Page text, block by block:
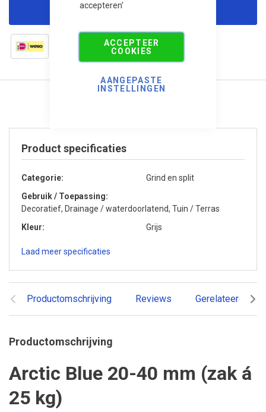
accepteren'
ACCEPTEER
COOKIES
AANGEPASTE
INSTELLINGEN
Korting aanvragen
Productomschrijving Reviews Gerelateerde
Productomschrijving
Arctic Blue 20-40 mm (zak á
25 kg)
Product specificaties
Categorie
Grind en split
Gebruik / Toepassing
Decoratief, Drainage / waterdoorlatend, Tuin / Terras
Kleur
Grijs
Laad meer specificaties